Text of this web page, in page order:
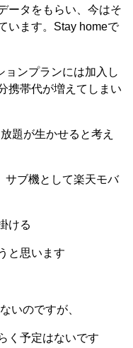
ータをもらい、今はそ
います。Stay homeで
ョンプランには加入し
携帯代が増えてしまい
題が生かせると考え
サブ機として楽天モバ
ける
と思います
いのですが、
く予定はないです